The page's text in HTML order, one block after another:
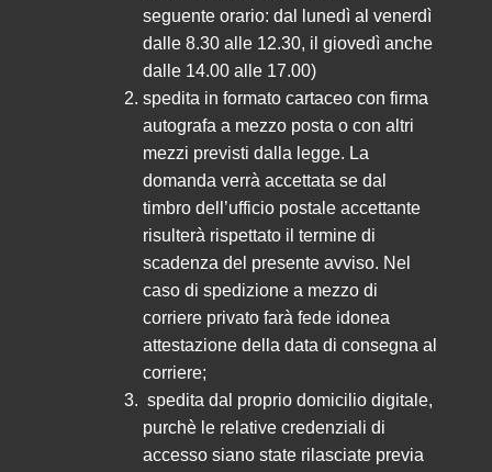
seguente orario: dal lunedì al venerdì
dalle 8.30 alle 12.30, il giovedì anche
dalle 14.00 alle 17.00)
spedita in formato cartaceo con firma
autografa a mezzo posta o con altri
mezzi previsti dalla legge. La
domanda verrà accettata se dal
timbro dell’ufficio postale accettante
risulterà rispettato il termine di
scadenza del presente avviso. Nel
caso di spedizione a mezzo di
corriere privato farà fede idonea
attestazione della data di consegna al
corriere;
spedita dal proprio domicilio digitale,
purchè le relative credenziali di
accesso siano state rilasciate previa